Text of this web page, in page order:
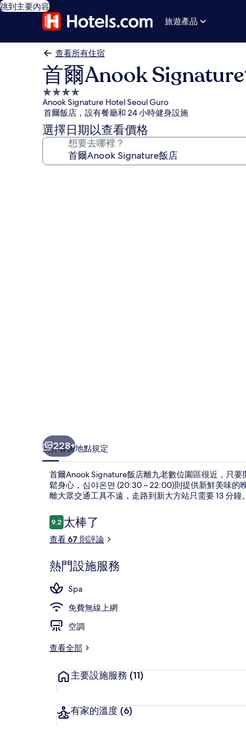
跳到主要內容
旅遊產品
查看所有住宿
首爾Anook
4.0
星
級
住
宿
Anook Signature Hotel Seoul Guro
首爾飯店，設有餐廳和 24 小時健身設施
選擇日期以查看價格
想要去哪裡？
228+
簡介客房地點規定
首爾Anook Signature飯店離九老數位園區很近，只
鬆身心，심야온면 (20:30 ~ 22:00)則提供新鮮美味
離大眾交通工具不遠，走路到新大方站只需要 13 分鐘。
評
論
9.29.2 分，滿分 10 分，
太棒了
查看 67 則評論
熱門設施服務
Spa
免費無線上網
空調
查看全部
主要設施服務 (11)
有家的溫度 (6)